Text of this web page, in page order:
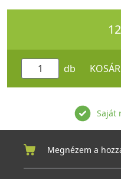
db
Saját
Megnézem a